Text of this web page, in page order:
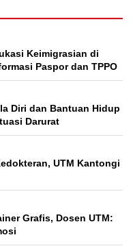
Keimigrasian di
Paspor dan TPPO
Diri dan Bantuan Hidup
Darurat
UTM Kantongi
Grafis, Dosen UTM: